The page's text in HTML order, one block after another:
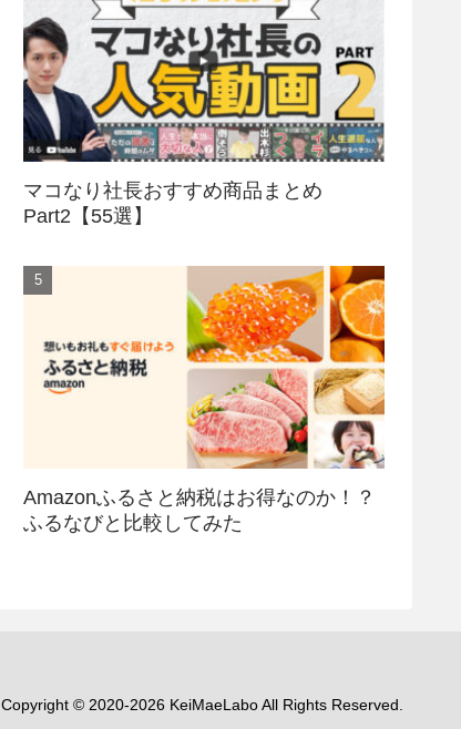
マコなり社長おすすめ商品まとめ
Part2【55選】
Amazonふるさと納税はお得なのか！？
ふるなびと比較してみた
Copyright © 2020-2026 KeiMaeLabo All Rights Reserved.